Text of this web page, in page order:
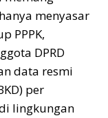
menyasar
PPPK,
DPRD
data resmi
per
lingkungan